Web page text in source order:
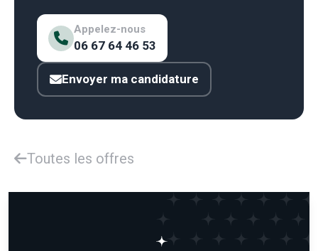
Appelez-nous
06 67 64 46 53
Envoyer ma candidature
Toutes les offres